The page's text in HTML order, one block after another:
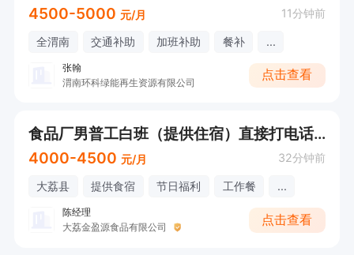
4500-5000 元/月 11分钟前
全渭南 交通补助 加班补助 餐补 ...
张翰
渭南环科绿能再生资源有限公司
点击查看
食品厂男普工白班（提供住宿）直接打电话联系
4000-4500 元/月 32分钟前
大荔县 提供食宿 节日福利 工作餐 ...
陈经理
大荔金盈源食品有限公司
点击查看